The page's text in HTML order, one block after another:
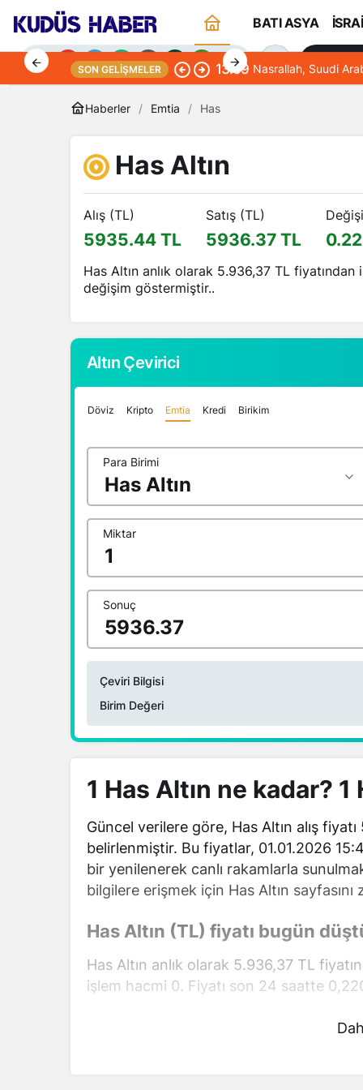
BATI ASYA
Gündüz Modu
Gündüz modunu seçin.
Gece Modu
Gece modunu seçin.
SON GELIŞMELER 13:09 Nasrallah, Suudi
Haberler Emtia Has
Has Altın
Alış (TL)
5935.44 TL
Satış (TL)
5936.37 TL
Has Altın anlık olarak 5.936,37 TL
değişim göstermiştir..
Altın Çevirici
Döviz Kripto Emtia Kredi Birikim
Para Birimi
Miktar
Sonuç
Çeviri Bilgisi
Birim Değeri
1 Has Altın ne kadar?
Güncel verilere göre, Has Altın alış
belirlenmiştir. Bu fiyatlar, 01.01.2026
bir yenilenerek canlı rakamlarla
bilgilere erişmek için Has Altın
Has Altın (TL) fiyatı bugün
Has Altın anlık olarak 5.936,37 TL
işlem hacmi 0. Fiyatı son 24 saatte
Has Altın hesaplama işlemleri için,